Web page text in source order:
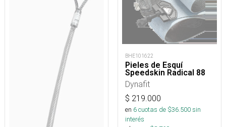
BHE101622
Pieles de Esquí
Speedskin Radical 88
Dynafit
$ 219.000
en 6cuotas de $36.500sin
interés